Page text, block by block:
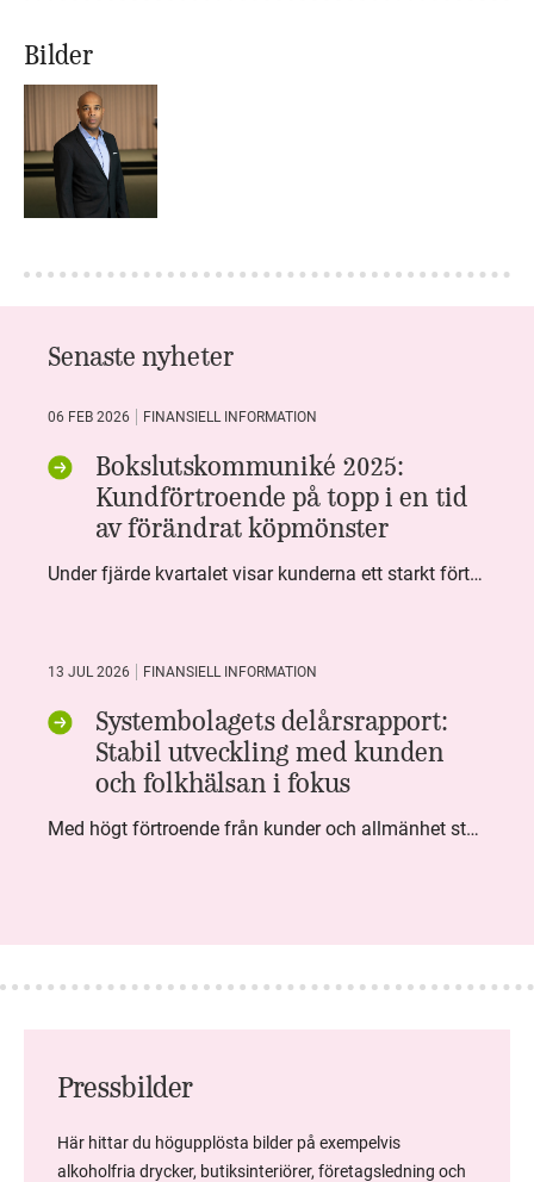
Bilder
Senaste nyheter
06 FEB 2026 FINANSIELL INFORMATION
Bokslutskommuniké 2025:
Kundförtroende på topp i en tid
av förändrat köpmönster
Under fjärde kvartalet visar kunderna ett starkt förtroende för Systembolaget. Nöjd Kund Index (NKI) når en ny rekordnivå och bidrar till att även helåret avslutar starkt. Arbetet med ansvarsfull försäljning ger tydliga resultat där ålderskontroller når sina högsta nivåer någonsin. Samtidigt fortsätter kundernas val att förändras. Allt fler väljer öl och drycker med lägre alkoholhalt. Vi ser också en lägre försäljningsvolym under kvartalet, en utveckling som ligger i linje med den långsiktiga minskningen i alkoholkonsumtionen i Sverige. De officiella konsumtionssiffrorna från CAN för 2025 kommer först under våren men försäljningssiffrorna pekar åt samma håll.
13 JUL 2026 FINANSIELL INFORMATION
Systembolagets delårsrapport:
Stabil utveckling med kunden
och folkhälsan i fokus
Med högt förtroende från kunder och allmänhet står Systembolaget stabilt i samhällsuppdraget. Under kvartalet togs flera steg inom folkhälsa, kundnytta och minskad klimatpåverkan. Nettoomsättningen var i nivå med föregående år och effektiviseringar av verksamheten möjliggjorde fortsatt anpassning för att möta nya behov.
Pressbilder
Här hittar du högupplösta bilder på exempelvis
alkoholfria drycker, butiksinteriörer, företagsledning och